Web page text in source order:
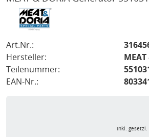
Art.Nr.:
Hersteller:
Teilenummer:
EAN-Nr.:
inkl. gesetzl.